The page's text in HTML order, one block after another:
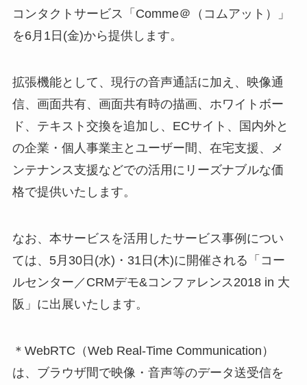
コンタクトサービス「Comme＠（コムアット）」
を6月1日(金)から提供します。
拡張機能として、現行の音声通話に加え、映像通
信、画面共有、画面共有時の描画、ホワイトボー
ド、テキスト交換を追加し、ECサイト、国内外と
の企業・個人事業主とユーザー間、在宅支援、メ
ンテナンス支援などでの活用にリーズナブルな価
格で提供いたします。
なお、本サービスを活用したサービス事例につい
ては、5月30日(水)・31日(木)に開催される「コー
ルセンター／CRMデモ&コンファレンス2018 in 大
阪」に出展いたします。
＊WebRTC（Web Real-Time Communication）
は、ブラウザ間で映像・音声等のデータ送受信を